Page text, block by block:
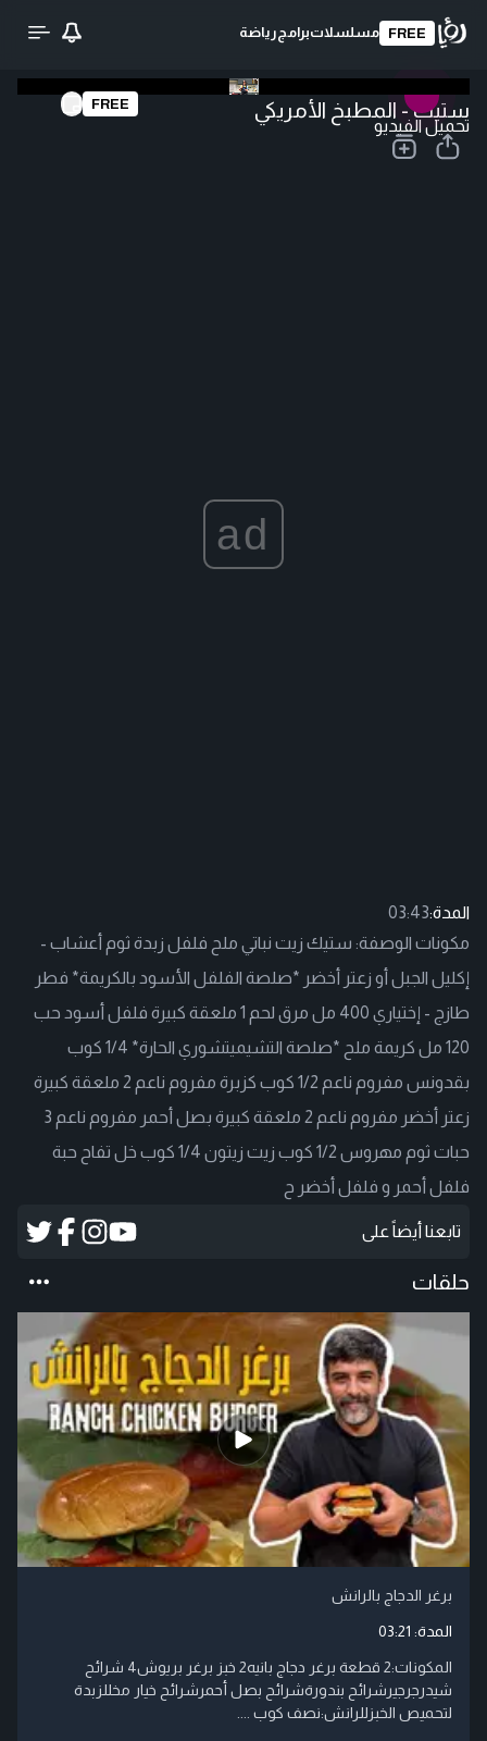
FREE مسلسلاتبرامج رياضة
تحميل الفيديو
FREE ستيك - المطبخ الأمريكي
ad
المدة:03:43
مكونات الوصفة: ستيك زيت نباتي ملح فلفل زبدة ثوم أعشاب -
إكليل الجبل أو زعتر أخضر *صلصة الفلفل الأسود بالكريمة* فطر
طازج - إختياري 400 مل مرق لحم 1 ملعقة كبيرة فلفل أسود حب
120 مل كريمة ملح *صلصة التشيميتشوري الحارة* 1/4 كوب
بقدونس مفروم ناعم 1/2 كوب كزبرة مفروم ناعم 2 ملعقة كبيرة
زعتر أخضر مفروم ناعم 2 ملعقة كبيرة بصل أحمر مفروم ناعم 3
حبات ثوم مهروس 1/2 كوب زيت زيتون 1/4 كوب خل تفاح حبة
فلفل أحمر و فلفل أخضر ح
تابعنا أيضاً على
حلقات
برغر الدجاج بالرانش
المدة: 03:21
المكونات:2 قطعة برغر دجاج بانيه2 خبز برغر بريوش4 شرائح
شيدرجرجيرشرائح بندورةشرائح بصل أحمرشرائح خيار مخللزبدة
لتحميص الخبزللرانش:نصف كوب ....